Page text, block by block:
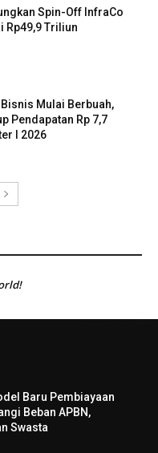
Spin-Off InfraCo
Rp49,9 Triliun
Mulai Berbuah,
Pendapatan Rp 7,7
I 2026
Baru Pembiayaan
Beban APBN,
Swasta